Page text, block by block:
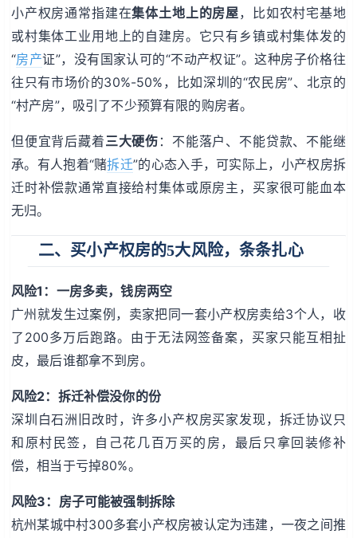
小产权房通常指建在集体土地上的房屋，比如农村宅基地
或村集体工业用地上的自建房。它只有乡镇或村集体发的
“房产证”，没有国家认可的“不动产权证”。这种房子价格往
往只有市场价的30%-50%，比如深圳的“农民房”、北京的
“村产房”，吸引了不少预算有限的购房者。
但便宜背后藏着三大硬伤 ：不能落户、不能贷款、不能继
承。有人抱着“赌拆迁”的心态入手，可实际上，小产权房拆
迁时补偿款通常直接给村集体或原房主，买家很可能血本
无归。
二、买小产权房的5大风险，条条扎心
风险1：一房多卖，钱房两空
广州就发生过案例，卖家把同一套小产权房卖给3个人，收
了200多万后跑路。由于无法网签备案，买家只能互相扯
皮，最后谁都拿不到房。
风险2：拆迁补偿没你的份
深圳白石洲旧改时，许多小产权房买家发现，拆迁协议只
和原村民签，自己花几百万买的房，最后只拿回装修补
偿，相当于亏掉80%。
风险3：房子可能被强制拆除
杭州某城中村300多套小产权房被认定为违建，一夜之间推